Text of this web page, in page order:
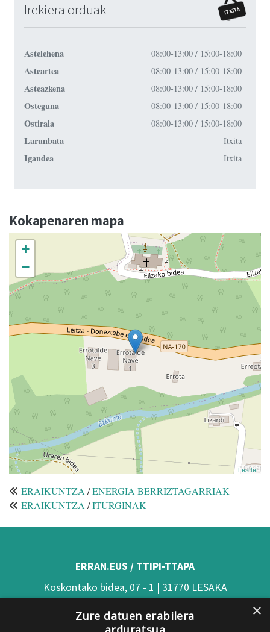
Irekiera orduak
Astelehena 08:00-13:00 / 15:00-18:00
Asteartea 08:00-13:00 / 15:00-18:00
Asteazkena 08:00-13:00 / 15:00-18:00
Osteguna 08:00-13:00 / 15:00-18:00
Ostirala 08:00-13:00 / 15:00-18:00
Larunbata Itxita
Igandea Itxita
Kokapenaren mapa
+
−
Leaflet
ERAIKUNTZA /ENERGIA BERRIZTAGARRIAK
ERAIKUNTZA /ITURGINAK
ERRAN.EUS / TTIPI-TTAPA
Koskontako bidea, 07 - 1 | 31770 LESAKA
(Nafarroa)
×
Zure datuen erabilera